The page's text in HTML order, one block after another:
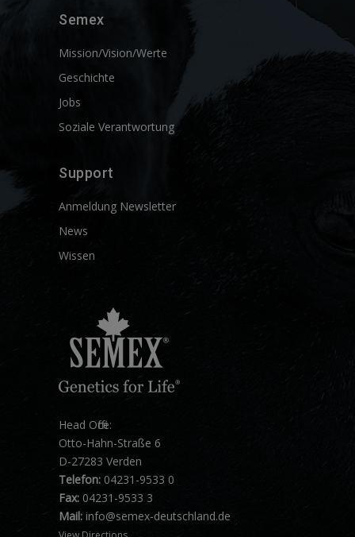
Semex
Mission/Vision/Werte
Geschichte
Jobs
Soziale Verantwortung
Support
Anmeldung Newsletter
News
Wissen
Head Office:
Otto-Hahn-Straße 6
D-27283 Verden
Telefon: 04231-9533 0
Fax: 04231-9533 3
Mail: info@semex-deutschland.de